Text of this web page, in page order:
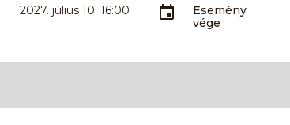
2027. július 10. 16:00
Esemény
vége